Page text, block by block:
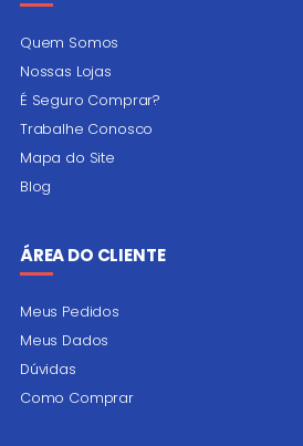
Quem Somos
Nossas Lojas
É Seguro Comprar?
Trabalhe Conosco
Mapa do Site
Blog
ÁREA DO CLIENTE
Meus Pedidos
Meus Dados
Dúvidas
Como Comprar